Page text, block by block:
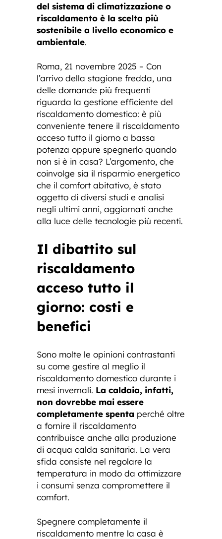
del sistema di climatizzazione o
riscaldamento è la scelta più
sostenibile a livello economico e
ambientale.
Roma, 21 novembre 2025 – Con
l’arrivo della stagione fredda, una
delle domande più frequenti
riguarda la gestione efficiente del
riscaldamento domestico: è più
conveniente tenere il riscaldamento
acceso tutto il giorno a bassa
potenza oppure spegnerlo quando
non si è in casa? L’argomento, che
coinvolge sia il risparmio energetico
che il comfort abitativo, è stato
oggetto di diversi studi e analisi
negli ultimi anni, aggiornati anche
alla luce delle tecnologie più recenti.
Il dibattito sul
riscaldamento
acceso tutto il
giorno: costi e
benefici
Sono molte le opinioni contrastanti
su come gestire al meglio il
riscaldamento domestico durante i
mesi invernali. La caldaia, infatti,
non dovrebbe mai essere
completamente spenta perché oltre
a fornire il riscaldamento
contribuisce anche alla produzione
di acqua calda sanitaria. La vera
sfida consiste nel regolare la
temperatura in modo da ottimizzare
i consumi senza compromettere il
comfort.
Spegnere completamente il
riscaldamento mentre la casa è